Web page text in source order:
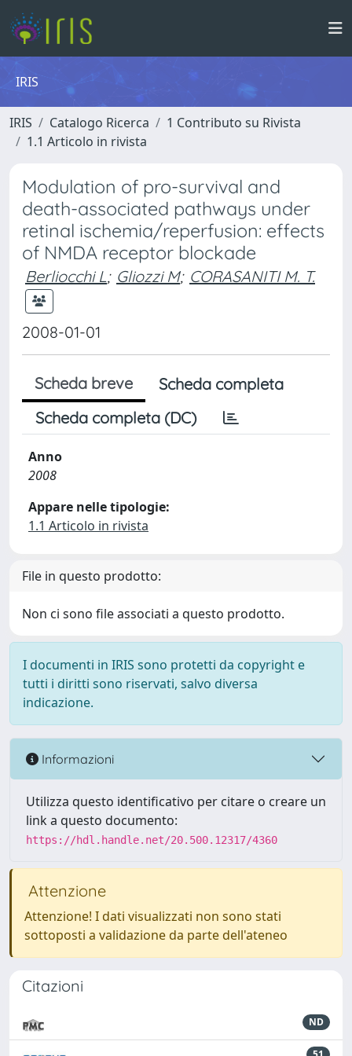
IRIS
IRIS Catalogo Ricerca
1 Contributo su Rivista
1.1 Articolo in rivista
Modulation of pro-survival and
death-associated pathways under
retinal ischemia/reperfusion: effects
of NMDA receptor blockade
Berliocchi L; Gliozzi M; CORASANITI M. T.
2008-01-01
Scheda breve
Scheda completa
Scheda completa (DC)
Anno
2008
Appare nelle tipologie:
1.1 Articolo in rivista
File in questo prodotto:
Non ci sono file associati a questo prodotto.
I documenti in IRIS sono protetti da copyright e
tutti i diritti sono riservati, salvo diversa
indicazione.
Informazioni
Utilizza questo identificativo per citare o creare un
link a questo documento:
https://hdl.handle.net/20.500.12317/4360
Attenzione
Attenzione! I dati visualizzati non sono stati
sottoposti a validazione da parte dell'ateneo
Citazioni
ND